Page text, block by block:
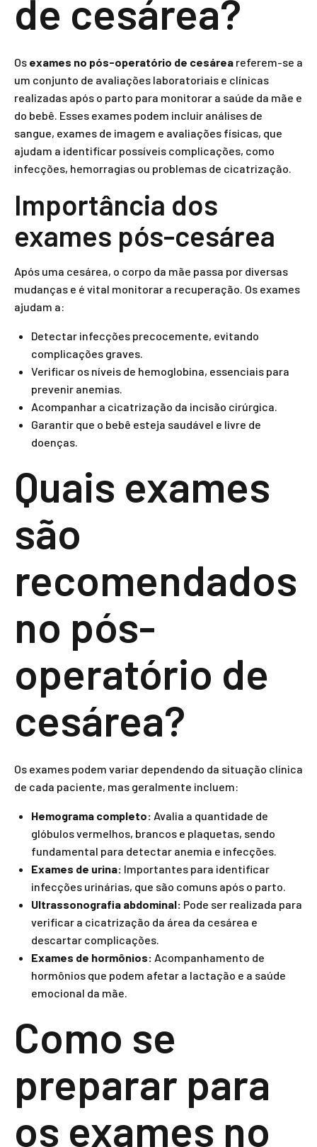
de cesárea?
Os exames no pós-operatório de cesárea referem-se a
um conjunto de avaliações laboratoriais e clínicas
realizadas após o parto para monitorar a saúde da mãe e
do bebê. Esses exames podem incluir análises de
sangue, exames de imagem e avaliações físicas, que
ajudam a identificar possíveis complicações, como
infecções, hemorragias ou problemas de cicatrização.
Importância dos
exames pós-cesárea
Após uma cesárea, o corpo da mãe passa por diversas
mudanças e é vital monitorar a recuperação. Os exames
ajudam a:
Detectar infecções precocemente, evitando
complicações graves.
Verificar os níveis de hemoglobina, essenciais para
prevenir anemias.
Acompanhar a cicatrização da incisão cirúrgica.
Garantir que o bebê esteja saudável e livre de
doenças.
Quais exames
são
recomendados
no pós-
operatório de
cesárea?
Os exames podem variar dependendo da situação clínica
de cada paciente, mas geralmente incluem:
Hemograma completo: Avalia a quantidade de
glóbulos vermelhos, brancos e plaquetas, sendo
fundamental para detectar anemia e infecções.
Exames de urina: Importantes para identificar
infecções urinárias, que são comuns após o parto.
Ultrassonografia abdominal: Pode ser realizada para
verificar a cicatrização da área da cesárea e
descartar complicações.
Exames de hormônios: Acompanhamento de
hormônios que podem afetar a lactação e a saúde
emocional da mãe.
Como se
preparar para
os exames no